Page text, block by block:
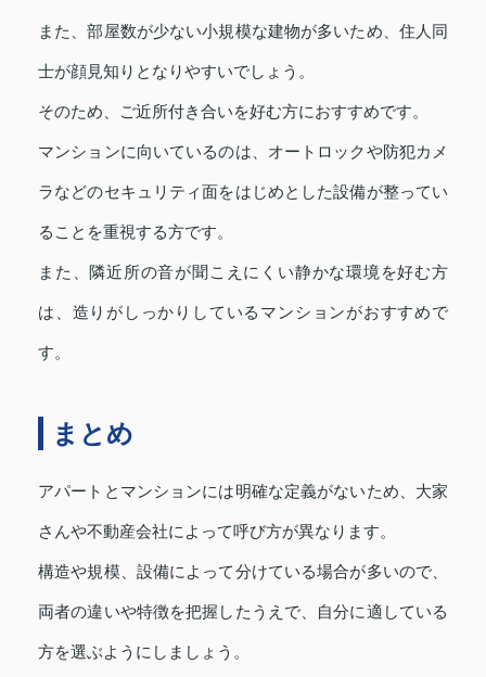
また、部屋数が少ない小規模な建物が多いため、住人同
士が顔見知りとなりやすいでしょう。
そのため、ご近所付き合いを好む方におすすめです。
マンションに向いているのは、オートロックや防犯カメ
ラなどのセキュリティ面をはじめとした設備が整ってい
ることを重視する方です。
また、隣近所の音が聞こえにくい静かな環境を好む方
は、造りがしっかりしているマンションがおすすめで
す。
まとめ
アパートとマンションには明確な定義がないため、大家
さんや不動産会社によって呼び方が異なります。
構造や規模、設備によって分けている場合が多いので、
両者の違いや特徴を把握したうえで、自分に適している
方を選ぶようにしましょう。